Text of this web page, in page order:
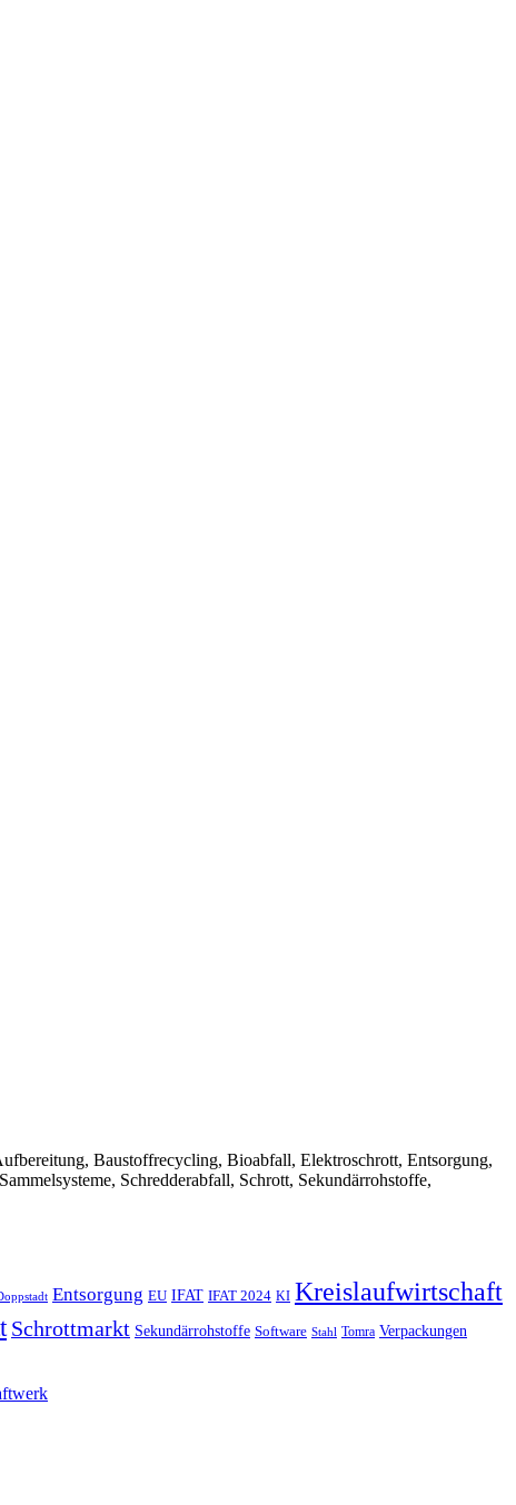
Baustoffrecycling, Bioabfall, Elektroschrott, Entsorgung,
Schredderabfall, Schrott, Sekundärrohstoffe,
Entsorgung EU IFAT IFAT 2024 KI Kreislaufwirtschaft
Schrottmarkt Sekundärrohstoffe Software Stahl Tomra Verpackungen